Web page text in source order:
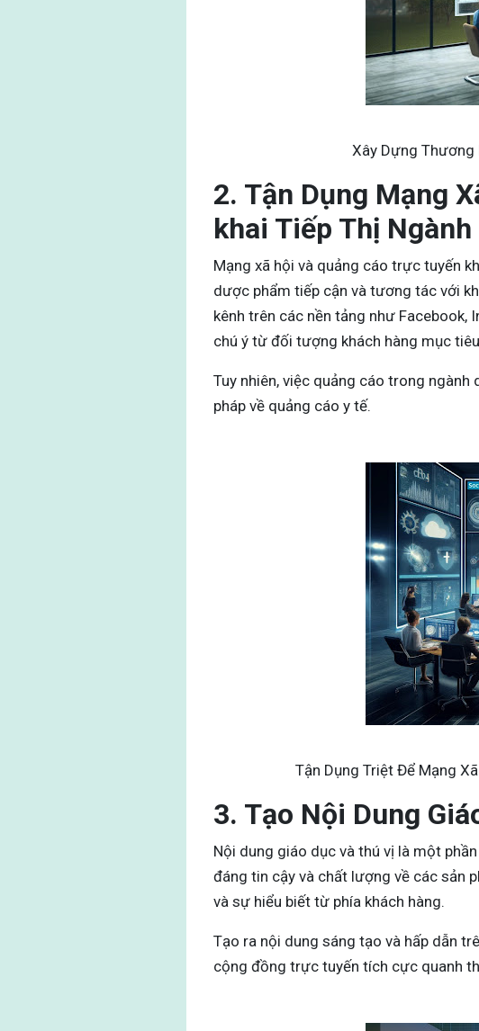
Xây Dựng Thương
2. Tận Dụng Mạng
khai Tiếp Thị
Mạng xã hội và quảng cáo trực tuyến
dược phẩm tiếp cận và tương tác với
kênh trên các nền tảng như Facebook,
chú ý từ đối tượng khách hàng mục
Tuy nhiên, việc quảng cáo trong
pháp về quảng cáo y tế.
Tận Dụng Triệt Để Mạng
3. Tạo Nội Dung
Nội dung giáo dục và thú vị là một
đáng tin cậy và chất lượng về các sản
và sự hiểu biết từ phía khách hàng.
Tạo ra nội dung sáng tạo và hấp dẫn
cộng đồng trực tuyến tích cực quanh